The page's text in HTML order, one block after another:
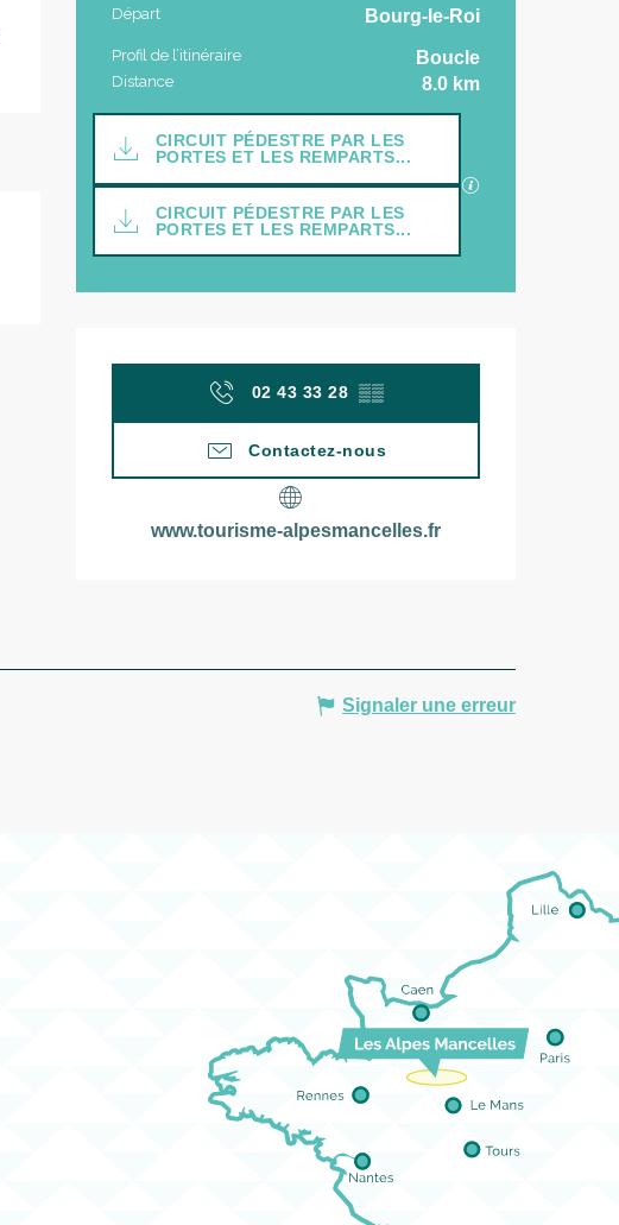
Informations
Départ Bourg-le-Roi
Profil de l’itinéraire Boucle
Distance 8.0 km
Documentation
CIRCUIT PÉDESTRE PAR LES
PORTES ET LES REMPARTS...
CIRCUIT PÉDESTRE PAR LES
PORTES ET LES REMPARTS...
Ouverture et
02 43 33 28 ▒▒
Contactez-nous
www.tourisme-alpesmancelles.fr
Signaler une erreur